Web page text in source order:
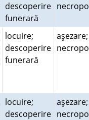
descoperire
funerară
locuire;
descoperire
funerară
aşezare;
locuire;
descoperire
aşezare;